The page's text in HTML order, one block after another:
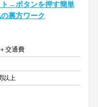
ト→ボタンを押す簡単
裏方ワーク
交通費
以上